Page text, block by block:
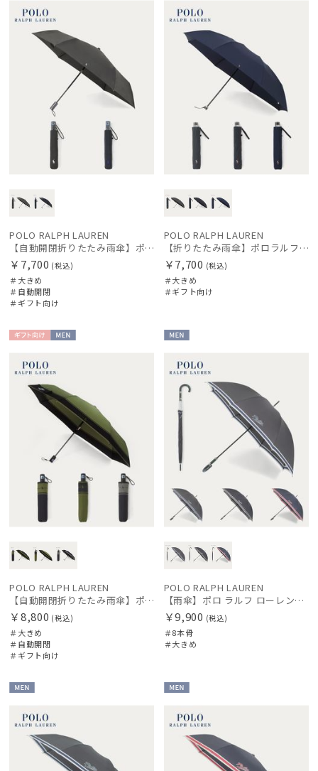
向け
POLO RALPH LAUREN
【自動開閉折りたたみ雨傘】ポロラルフ ローレン (POLO RALPH LAUREN) ワンポイントポロポニー 大きめ60cm ワンタッチ開閉
￥7,700 (税込)
＃大きめ
＃自動開閉
＃ギフト向け
向け
POLO RALPH LAUREN
【折りたたみ雨傘】ポロラルフ ローレン (POLO RALPH LAUREN) ストライプ 大きめ70cm
￥7,700 (税込)
＃大きめ
＃ギフト向け
向け
POLO RALPH LAUREN
【自動開閉折りたたみ雨傘】ポロラルフ ローレン (POLO RALPH LAUREN) ストライプ 大きめ60cm ワンタッチ開閉
￥8,800 (税込)
＃大きめ
＃自動開閉
＃ギフト向け
POLO RALPH LAUREN
【雨傘】ポロ ラルフ ローレン（POLO RALPH LAUREN）ボーダー 大きめ65cm
￥9,900 (税込)
＃8本骨
＃大きめ